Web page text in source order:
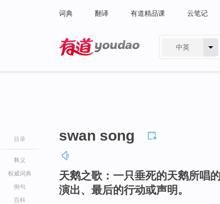
词典 翻译 有道精品课 云笔记
中英
目录
释义
权威词典
例句
百科
swan song
天鹅之歌：一只垂死的天鹅所唱
演出、最后的行动或声明。